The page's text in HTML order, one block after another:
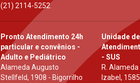
(21) 2114-5252
Pronto Atendimento 24h
particular e convênios -
Adulto e Pediátrico
Alameda Augusto
Stellfeld, 1908 - Bigorrilho
Unidade
- SUS
R.
Izabel,